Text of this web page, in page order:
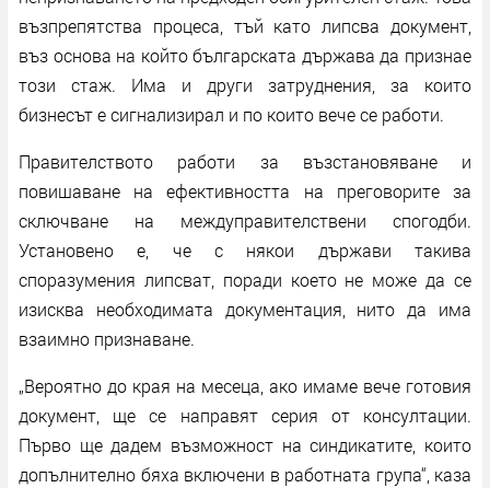
възпрепятства процеса, тъй като липсва документ,
въз основа на който българската държава да признае
този стаж. Има и други затруднения, за които
бизнесът е сигнализирал и по които вече се работи.
Правителството работи за възстановяване и
повишаване на ефективността на преговорите за
сключване на междуправителствени спогодби.
Установено е, че с някои държави такива
споразумения липсват, поради което не може да се
изисква необходимата документация, нито да има
взаимно признаване.
„Вероятно до края на месеца, ако имаме вече готовия
документ, ще се направят серия от консултации.
Първо ще дадем възможност на синдикатите, които
допълнително бяха включени в работната група“, каза